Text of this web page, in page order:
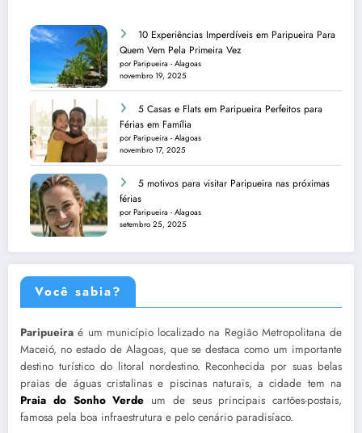
10 Experiências Imperdíveis em Paripueira Para
Quem Vem Pela Primeira Vez
por Paripueira - Alagoas
novembro 19, 2025
5 Casas e Flats em Paripueira Perfeitos para
Férias em Família
por Paripueira - Alagoas
novembro 17, 2025
5 motivos para visitar Paripueira nas próximas
férias
por Paripueira - Alagoas
setembro 25, 2025
Você sabia?
Paripueira é um município localizado na Região Metropolitana de
Maceió, no estado de Alagoas, que se destaca como um importante
destino turístico do litoral nordestino. Reconhecida por suas belas
praias de águas cristalinas e piscinas naturais, a cidade tem na
Praia do Sonho Verde um de seus principais cartões-postais,
famosa pela boa infraestrutura e pelo cenário paradisíaco.